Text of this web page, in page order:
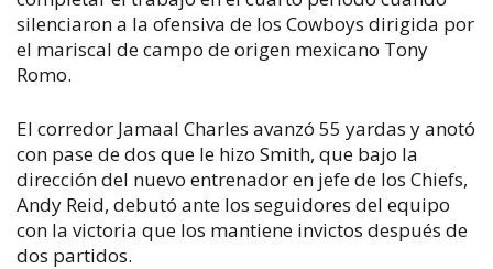
silenciaron a la ofensiva de los Cowboys dirigida por
el mariscal de campo de origen mexicano Tony
Romo.
El corredor Jamaal Charles avanzó 55 yardas y anotó
con pase de dos que le hizo Smith, que bajo la
dirección del nuevo entrenador en jefe de los Chiefs,
Andy Reid, debutó ante los seguidores del equipo
con la victoria que los mantiene invictos después de
dos partidos.